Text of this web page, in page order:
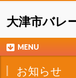
大津市バレ
MENU
お知らせ